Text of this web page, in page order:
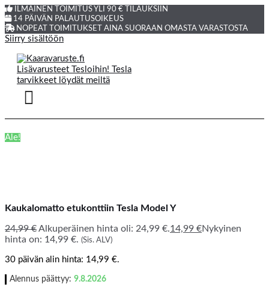
ILMAINEN TOIMITUS YLI 90 € TILAUKSIIN
14 PÄIVÄN PALAUTUSOIKEUS
NOPEAT TOIMITUKSET AINA SUORAAN OMASTA VARASTOSTA
Siirry sisältöön
Ale!
Kaukalomatto etukonttiin Tesla Model Y
24,99€ Alkuperäinen hinta oli: 24,99 €.14,99 €Nykyinen
hinta on: 14,99 €. (Sis. ALV)
30 päivän alin hinta: 14,99 €.
Alennus päättyy: 9.8.2026